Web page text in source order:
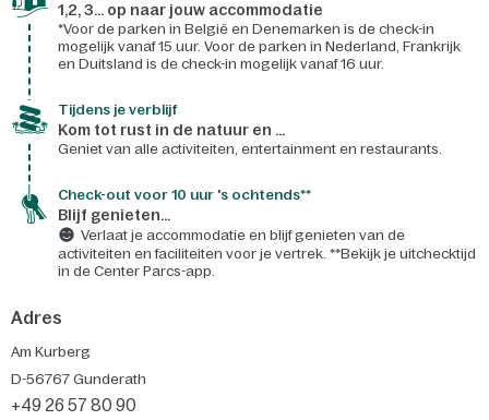
1,2, 3... op naar jouw accommodatie
*Voor de parken in België en Denemarken is de check-in
mogelijk vanaf 15 uur. Voor de parken in Nederland, Frankrijk
en Duitsland is de check-in mogelijk vanaf 16 uur.
Tijdens je verblijf
Kom tot rust in de natuur en ...
Geniet van alle activiteiten, entertainment en restaurants.
Check-out voor 10 uur 's ochtends**
Blijf genieten...
Verlaat je accommodatie en blijf genieten van de
activiteiten en faciliteiten voor je vertrek. **Bekijk je uitchecktijd
in de Center Parcs-app.
Adres
Am Kurberg
D-56767 Gunderath
+49 26 57 80 90